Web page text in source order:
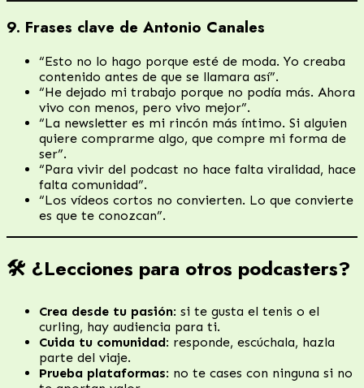
9. Frases clave de Antonio Canales
“Esto no lo hago porque esté de moda. Yo creaba
contenido antes de que se llamara así”.
“He dejado mi trabajo porque no podía más. Ahora
vivo con menos, pero vivo mejor”.
“La newsletter es mi rincón más íntimo. Si alguien
quiere comprarme algo, que compre mi forma de
ser”.
“Para vivir del podcast no hace falta viralidad, hace
falta comunidad”.
“Los vídeos cortos no convierten. Lo que convierte
es que te conozcan”.
🛠️ ¿Lecciones para otros podcasters?
Crea desde tu pasión: si te gusta el tenis o el
curling, hay audiencia para ti.
Cuida tu comunidad: responde, escúchala, hazla
parte del viaje.
Prueba plataformas: no te cases con ninguna si no